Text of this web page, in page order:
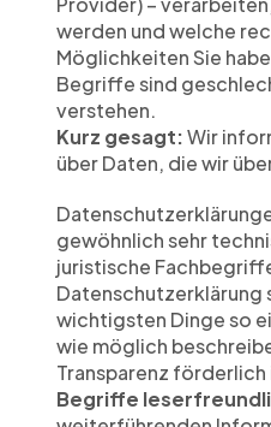
werden und welche
Möglichkeiten Sie
Begriffe sind
verstehen.
Kurz gesagt: Wir
über Daten, die wir
gewöhnlich sehr
juristische
Datenschutzerklärung
wichtigsten Dinge so
wie möglich
Begriffe